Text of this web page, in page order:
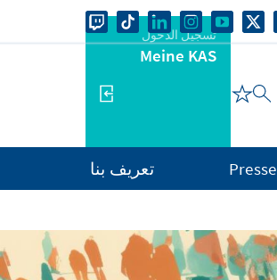
تسجيل الدخول
Meine KAS
Presse تعريف بنا